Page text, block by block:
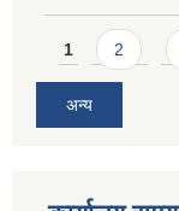
Pages
1 2
अन्य